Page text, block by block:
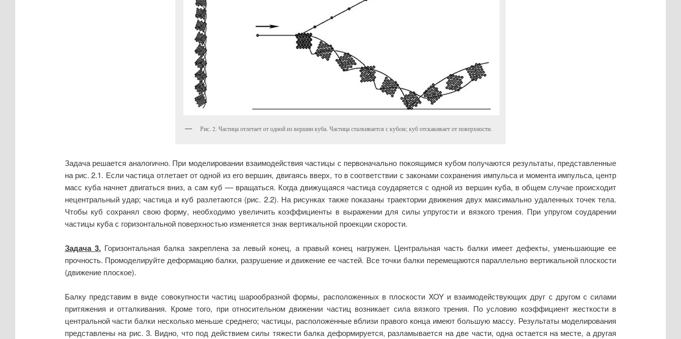
Рис. 2. Частица отлетает от одной из вершин куба. Частица сталкивается с кубом; куб отскакивает от поверхности.
Задача решается аналогично. При моделировании взаимодействия частицы с первоначально покоящимся кубом получаются результаты, представленные
на рис. 2.1. Если частица отлетает от одной из его вершин, двигаясь вверх, то в соответствии с законами сохранения импульса и момента импульса, центр
масс куба начнет двигаться вниз, а сам куб –– вращаться. Когда движущаяся частица соударяется с одной из вершин куба, в общем случае происходит
нецентральный удар; частица и куб разлетаются (рис. 2.2). На рисунках также показаны траектории движения двух максимально удаленных точек тела.
Чтобы куб сохранял свою форму, необходимо увеличить коэффициенты в выражении для силы упругости и вязкого трения. При упругом соударении
частицы куба с горизонтальной поверхностью изменяется знак вертикальной проекции скорости.
Задача 3.Горизонтальная балка закреплена за левый конец, а правый конец нагружен. Центральная часть балки имеет дефекты, уменьшающие ее
прочность. Промоделируйте деформацию балки, разрушение и движение ее частей. Все точки балки перемещаются параллельно вертикальной плоскости
(движение плоское).
Балку представим в виде совокупности частиц шарообразной формы, расположенных в плоскости XOY и взаимодействующих друг с другом с силами
притяжения и отталкивания. Кроме того, при относительном движении частиц возникает сила вязкого трения. По условию коэффициент жесткости в
центральной части балки несколько меньше среднего; частицы, расположенные вблизи правого конца имеют большую массу. Результаты моделирования
представлены на рис. 3. Видно, что под действием силы тяжести балка деформируется, разламывается на две части, одна остается на месте, а другая